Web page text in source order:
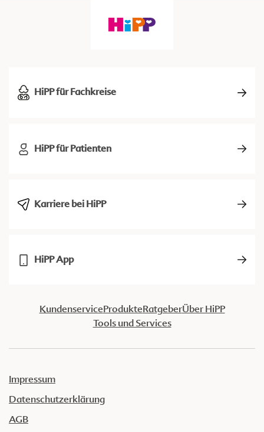
HiPP für Fachkreise
HiPP für Patienten
Karriere bei HiPP
HiPP App
KundenserviceProdukteRatgeberÜber HiPP
Tools und Services
Impressum
Datenschutzerklärung
AGB